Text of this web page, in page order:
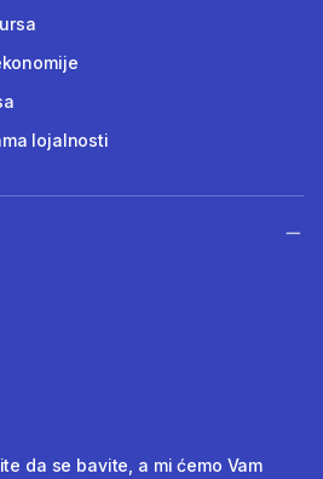
lojalnosti
da se bavite, a mi ćemo Vam